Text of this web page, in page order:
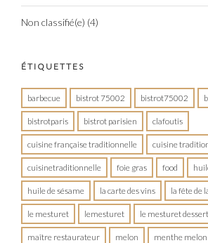
Non classifié(e) (4)
ÉTIQUETTES
barbecue bistrot 75002 bistrot75002
bistrotparis bistrot parisien clafoutis
cuisine française traditionnelle cuisine
cuisinetraditionnelle foie gras food
huile de sésame la carte des vins la fête de
le mesturet lemesturet le mesturet dessert
maître restaurateur melon menthe melon